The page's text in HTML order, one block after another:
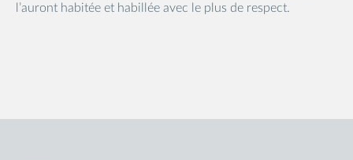
l’auront habitée et habillée avec le plus de respect.